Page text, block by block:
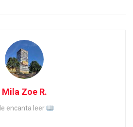
Mila Zoe R.
encanta leer